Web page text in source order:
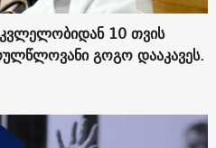
10 თვის
გოგო დააკავეს.